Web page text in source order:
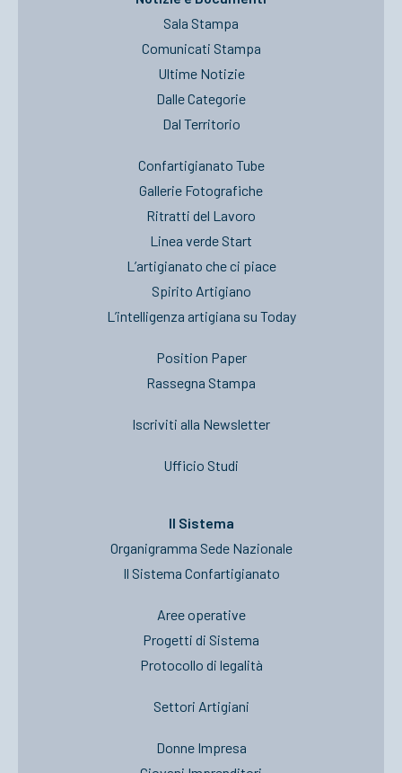
Sala Stampa
Comunicati Stampa
Ultime Notizie
Dalle Categorie
Dal Territorio
Confartigianato Tube
Gallerie Fotografiche
Ritratti del Lavoro
Linea verde Start
L’artigianato che ci piace
Spirito Artigiano
L’intelligenza artigiana su Today
Position Paper
Rassegna Stampa
Iscriviti alla Newsletter
Ufficio Studi
Il Sistema
Organigramma Sede Nazionale
Il Sistema Confartigianato
Aree operative
Progetti di Sistema
Protocollo di legalità
Settori Artigiani
Donne Impresa